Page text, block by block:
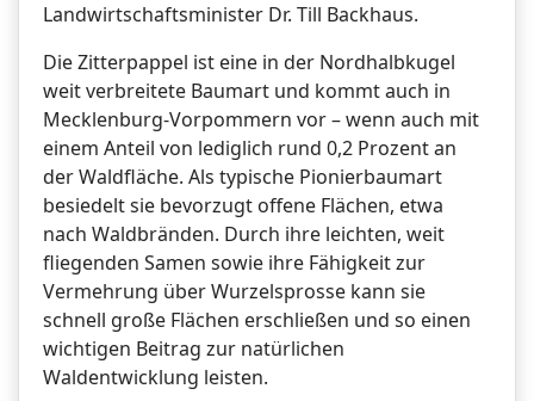
Landwirtschaftsminister Dr. Till Backhaus.
Die Zitterpappel ist eine in der Nordhalbkugel
weit verbreitete Baumart und kommt auch in
Mecklenburg-Vorpommern vor – wenn auch mit
einem Anteil von lediglich rund 0,2 Prozent an
der Waldfläche. Als typische Pionierbaumart
besiedelt sie bevorzugt offene Flächen, etwa
nach Waldbränden. Durch ihre leichten, weit
fliegenden Samen sowie ihre Fähigkeit zur
Vermehrung über Wurzelsprosse kann sie
schnell große Flächen erschließen und so einen
wichtigen Beitrag zur natürlichen
Waldentwicklung leisten.